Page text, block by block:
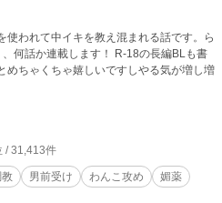
使われて中イキを教え混まれる話です。ら
します！ R-18の長編BLも書
めちゃくちゃ嬉しいですしやる気が増し増
/ 31,413件
男前受け わんこ攻め
媚薬